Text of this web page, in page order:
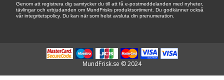
Genom att registrera dig samtycker du till att få e-postmeddelanden med nyheter,
tävlingar och erbjudanden om MundFrisks produktsortiment. Du godkänner också
vår integritetspolicy. Du kan när som helst avsluta din prenumeration.
MundFrisk.se © 2024